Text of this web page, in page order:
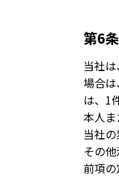
第6
当社
場合
は、1
本人
当社
その
前項